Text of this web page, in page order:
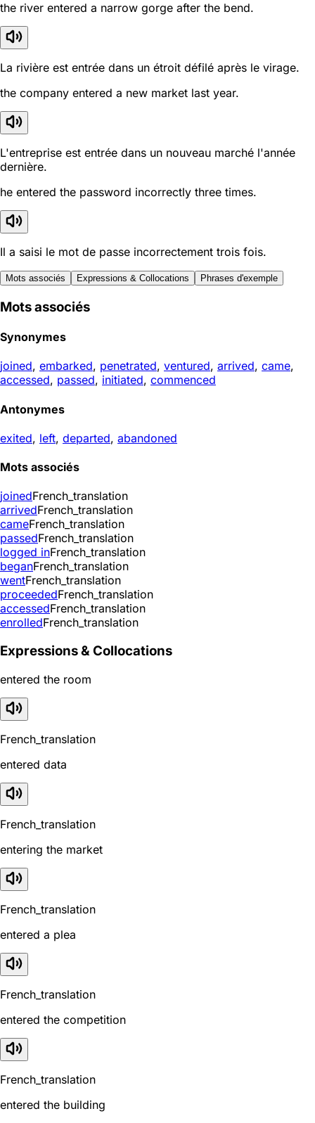
the river entered a narrow gorge after the bend.
La rivière est entrée dans un étroit défilé après le virage.
the company entered a new market last year.
L'entreprise est entrée dans un nouveau marché l'année
dernière.
he entered the password incorrectly three times.
Il a saisi le mot de passe incorrectement trois fois.
Mots associés Expressions & Collocations Phrases d'exemple
Mots associés
Synonymes
joined, embarked, penetrated, ventured, arrived, came,
accessed, passed, initiated, commenced
Antonymes
exited, left, departed, abandoned
Mots associés
joinedFrench_translation
arrivedFrench_translation
cameFrench_translation
passedFrench_translation
logged inFrench_translation
beganFrench_translation
wentFrench_translation
proceededFrench_translation
accessedFrench_translation
enrolledFrench_translation
Expressions & Collocations
entered the room
French_translation
entered data
French_translation
entering the market
French_translation
entered a plea
French_translation
entered the competition
French_translation
entered the building